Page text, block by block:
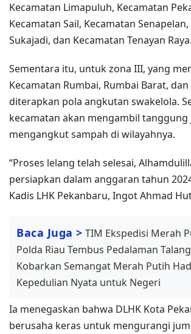
Kecamatan Limapuluh, Kecamatan
Kecamatan Sail, Kecamatan
Sukajadi, dan Kecamatan Tenayan Raya.
Sementara itu, untuk zona III, yang
Kecamatan Rumbai, Rumbai Barat,
diterapkan pola angkutan swakelola.
kecamatan akan mengambil
mengangkut sampah di wilayahnya.
“Proses lelang telah selesai,
persiapkan dalam anggaran tahun
Kadis LHK Pekanbaru, Ingot Ahmad
Baca Juga > TIM Ekspedisi Merah
Polda Riau Tembus Pedalaman
Kobarkan Semangat Merah Putih
Kepedulian Nyata untuk Negeri
Ia menegaskan bahwa DLHK Kota
berusaha keras untuk mengurangi